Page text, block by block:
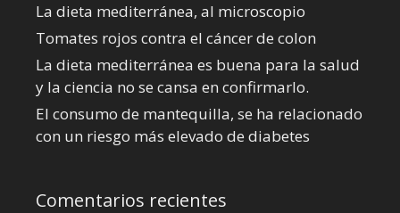
La dieta mediterránea, al microscopio
Tomates rojos contra el cáncer de colon
La dieta mediterránea es buena para la salud
y la ciencia no se cansa en confirmarlo.
El consumo de mantequilla, se ha relacionado
con un riesgo más elevado de diabetes
Comentarios recientes